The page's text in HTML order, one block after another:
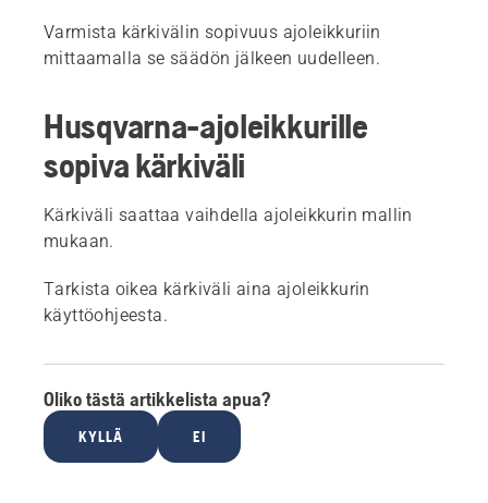
Varmista kärkivälin sopivuus ajoleikkuriin
mittaamalla se säädön jälkeen uudelleen.
Husqvarna-ajoleikkurille
sopiva kärkiväli
Kärkiväli saattaa vaihdella ajoleikkurin mallin
mukaan.
Tarkista oikea kärkiväli aina ajoleikkurin
käyttöohjeesta.
Oliko tästä artikkelista apua?
KYLLÄ EI